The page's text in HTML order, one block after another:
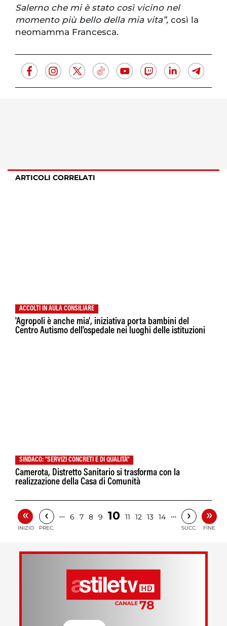
Salerno che mi è stato così vicino nel
momento più bello della mia vita”, così la
neomamma Francesca.
ARTICOLI CORRELATI
ACCOLTI IN AULA CONSILIARE
'Agropoli è anche mia', iniziativa porta bambini del
Centro Autismo dell'ospedale nei luoghi delle istituzioni
SINDACO: "SERVIZI CONCRETI E DI QUALITÀ"
Camerota, Distretto Sanitario si trasforma con la
realizzazione della Casa di Comunità
«
INIZIO
‹
PREC.
… 6 7 8 9 10 11 12 13 14 … ›
SUCC.
»
FINE